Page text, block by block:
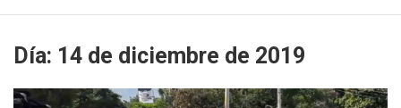
Día: 14 de diciembre de 2019